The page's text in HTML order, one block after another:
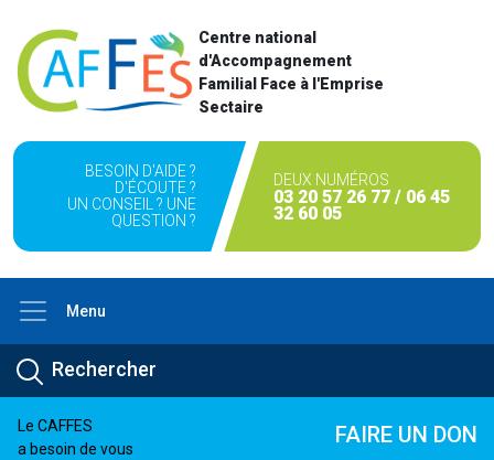
Centre national
d'Accompagnement
Familial Face à l'Emprise
Sectaire
BESOIN D'AIDE ?
D'ÉCOUTE ?
UN CONSEIL ? UNE
QUESTION ?
DEUX NUMÉROS
03 20 57 26 77 / 06 45
32 60 05
Menu
Le CAFFES
a besoin de vous
FAIRE UN DON